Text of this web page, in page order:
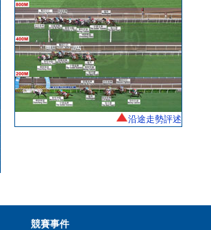
沿途走勢評述
競賽事件